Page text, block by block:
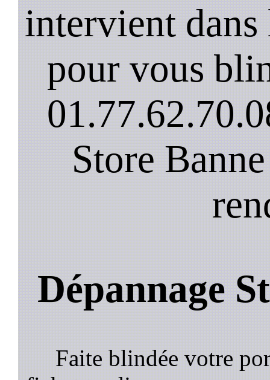
intervient
pour vous
Store
Dépannage
Faite blindée votre